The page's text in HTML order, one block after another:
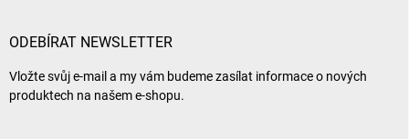
ODEBÍRAT NEWSLETTER
Vložte svůj e-mail a my vám budeme zasílat informace o nových
produktech na našem e-shopu.